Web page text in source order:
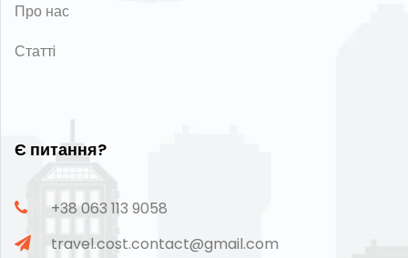
Про нас
Статтi
Є питання?
+38 063 113 9058
travel.cost.contact@gmail.com